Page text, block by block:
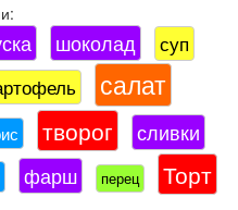
шоколад суп
салат
творог сливки
фарш перец Торт